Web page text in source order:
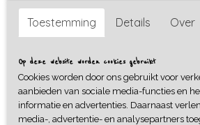
Toestemming Details Over
Op deze website worden cookies gebruikt
Cookies worden door ons gebruikt voor
aanbieden van sociale media-functies en
informatie en advertenties. Daarnaast
media-, advertentie- en analysepartners